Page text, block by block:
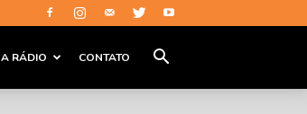
A RÁDIO CONTATO